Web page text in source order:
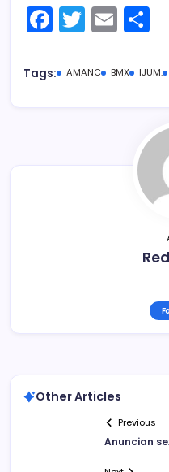
F
a
c
T
w
itt
E
m
ai
Tags: AMANC BMX IJUM.
Other Articles
Previous
Anuncian